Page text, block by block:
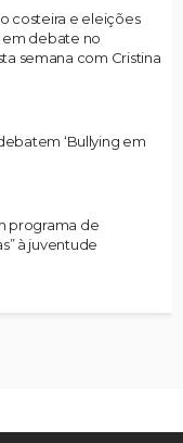
costeira e eleições
em debate no
semana com Cristina
‘Bullying em
programa de
à juventude